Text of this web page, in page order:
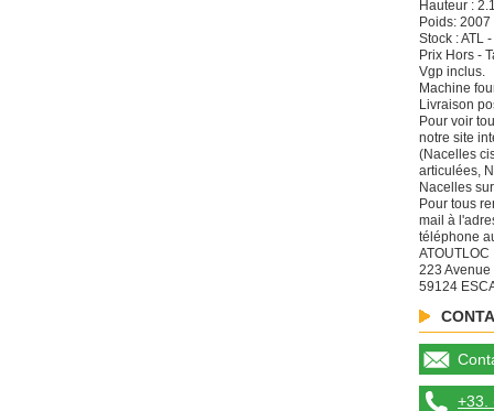
Hauteur :
Poids: 2007
Stock : ATL
Prix Hors -
Vgp inclus.
Machine
Livraison
Pour voir
notre site
(Nacelles
articulées,
Nacelles
Pour tous
mail à
téléphone
ATOUTLOC
223
59124
+33.